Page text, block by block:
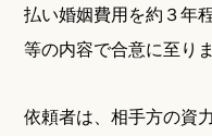
払い婚姻費用を約３年
等の内容で合意に至りま
依頼者は、相手方の資